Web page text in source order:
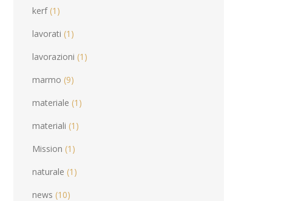
kerf(1)
lavorati (1)
lavorazioni (1)
marmo (9)
materiale (1)
materiali (1)
Mission (1)
naturale (1)
news (10)